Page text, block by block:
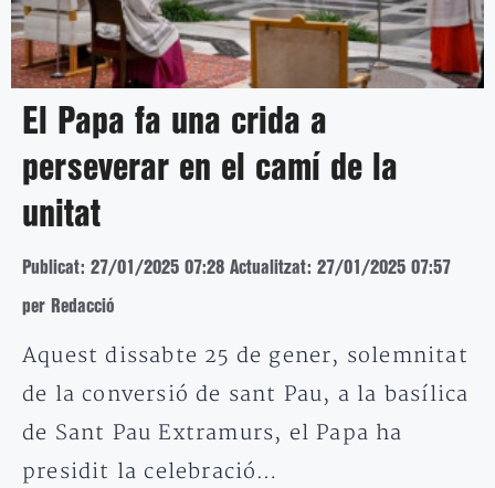
El Papa fa una crida a
perseverar en el camí de la
unitat
Publicat: 27/01/2025 07:28 Actualitzat: 27/01/2025 07:57
per Redacció
Aquest dissabte 25 de gener, solemnitat
de la conversió de sant Pau, a la basílica
de Sant Pau Extramurs, el Papa ha
presidit la celebració…